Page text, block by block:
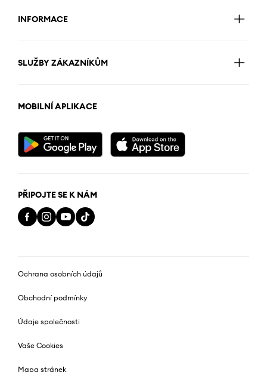
INFORMACE
SLUŽBY ZÁKAZNÍKŮM
MOBILNÍ APLIKACE
PŘIPOJTE SE K NÁM
Ochrana osobních údajů
Obchodní podmínky
Údaje společnosti
Vaše Cookies
Mapa stránek